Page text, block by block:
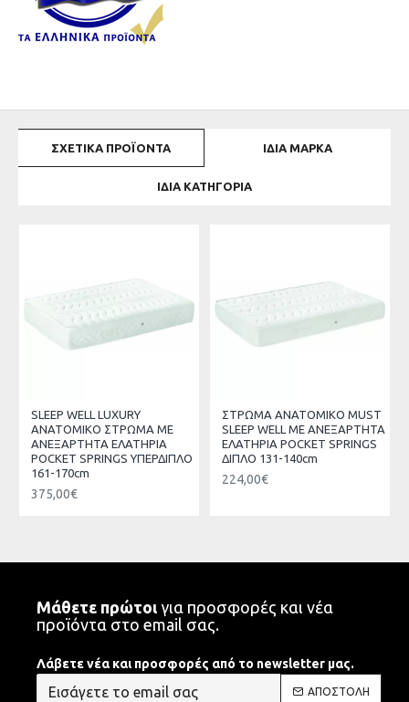
ΣΧΕΤΙΚΆ ΠΡΟΪΌΝΤΑ ΊΔΙΑ ΜΆΡΚΑ
ΊΔΙΑ ΚΑΤΗΓΟΡΊΑ
WELL LUXURY
ΣΤΡΩΜΑ ΜΕ
ΕΛΑΤΗΡΙΑ
SPRINGS ΥΠΕΡΔΙΠΛΟ
170cm
ΣΤΡΩΜΑ ΑΝΑΤΟΜΙΚΟ MUST
SLEEP WELL ΜΕ ΑΝΕΞΑΡΤΗΤΑ
ΕΛΑΤΗΡΙΑ POCKET SPRINGS
ΔΙΠΛΟ 131-140cm
224,00€
Μάθετε πρώτοι για προσφορές και νέα
προϊόντα στο email σας.
Λάβετε νέα και προσφορές από το newsletter μας.
ΑΠΟΣΤΟΛΉ